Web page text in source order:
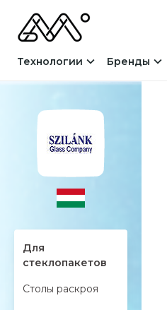
Технологии Бренды
Для
стеклопакетов
Столы раскроя